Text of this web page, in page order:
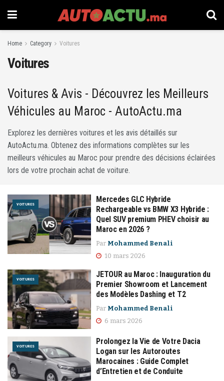
Home Category Voitures
Voitures
Voitures & Avis - Découvrez les Meilleurs
Véhicules au Maroc - AutoActu.ma
Explorez les dernières voitures et les avis détaillés sur
AutoActu.ma. Obtenez des informations complètes sur les
meilleurs véhicules au Maroc pour prendre des décisions éclairées
lors de votre prochain achat de voiture.
VOITURES
Mercedes GLC Hybride
Rechargeable vs BMW X3 Hybride :
Quel SUV premium PHEV choisir au
Maroc en 2026 ?
Par Mohammed Benali
10 mars 2026
VOITURES
JETOUR au Maroc : Inauguration du
Premier Showroom et Lancement
des Modèles Dashing et T2
Par Mohammed Benali
6 mars 2026
VOITURES
Prolongez la Vie de Votre Dacia
Logan sur les Autoroutes
Marocaines : Guide Complet
d’Entretien et de Conduite